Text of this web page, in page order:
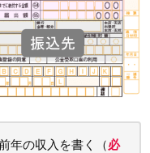
年の収入を書く（必